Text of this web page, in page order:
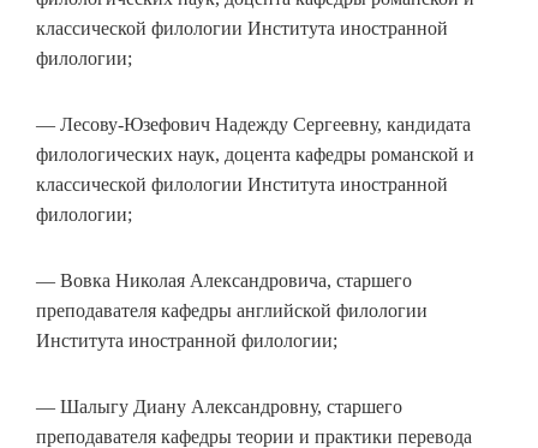
классической филологии Института иностранной
филологии;
— Лесову-Юзефович Надежду Сергеевну, кандидата
филологических наук, доцента кафедры романской и
классической филологии Института иностранной
филологии;
— Вовка Николая Александровича, старшего
преподавателя кафедры английской филологии
Института иностранной филологии;
— Шалыгу Диану Александровну, старшего
преподавателя кафедры теории и практики перевода